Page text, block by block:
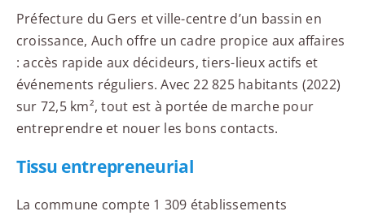
Préfecture du Gers et ville-centre d’un bassin en
croissance, Auch offre un cadre propice aux affaires
: accès rapide aux décideurs, tiers-lieux actifs et
événements réguliers. Avec 22 825 habitants (2022)
sur 72,5 km², tout est à portée de marche pour
entreprendre et nouer les bons contacts.
Tissu entrepreneurial
La commune compte 1 309 établissements